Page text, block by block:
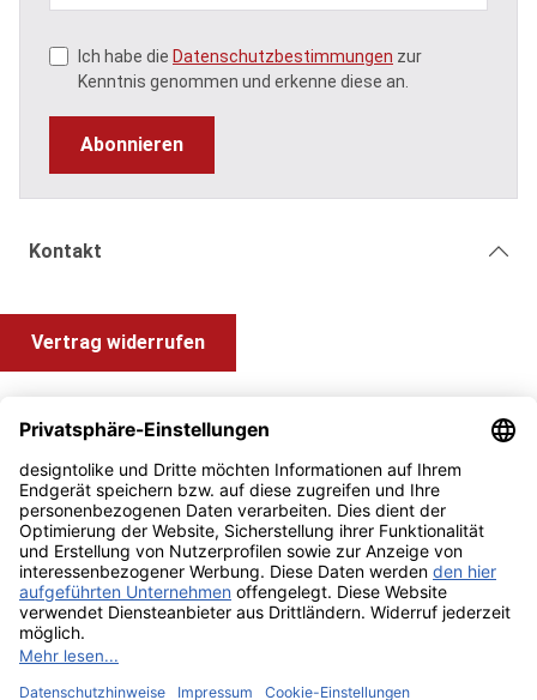
Ich habe die Datenschutzbestimmungen zur
Kenntnis genommen und erkenne diese an.
Abonnieren
Kontakt
Vertrag widerrufen
Information und Impressum
Zahlung & Versand
Impressum AGB